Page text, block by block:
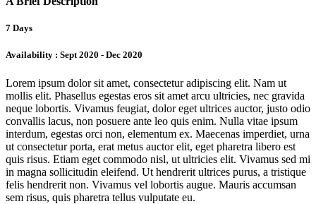
7 Days
Availability : Sept 2020 - Dec 2020
Lorem ipsum dolor sit amet, consectetur adipiscing elit. Nam ut
mollis elit. Phasellus egestas eros sit amet arcu ultricies, nec gravida
neque lobortis. Vivamus feugiat, dolor eget ultrices auctor, justo odio
convallis lacus, non posuere ante leo quis enim. Nulla vitae ipsum
interdum, egestas orci non, elementum ex. Maecenas imperdiet, urna
ut consectetur porta, erat metus auctor elit, eget pharetra libero est
quis risus. Etiam eget commodo nisl, ut ultricies elit. Vivamus sed mi
in magna sollicitudin eleifend. Ut hendrerit ultrices purus, a tristique
felis hendrerit non. Vivamus vel lobortis augue. Mauris accumsan
sem risus, quis pharetra tellus vulputate eu.